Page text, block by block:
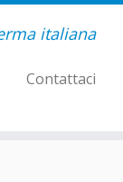
italiana
Contattaci